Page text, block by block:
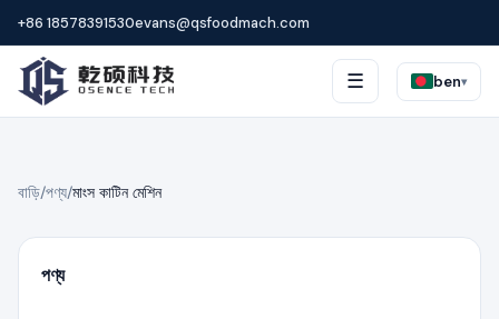
+86 18578391530evans@qsfoodmach.com
☰ ben▾
বাড়ি/পণ্য/মাংস কাটিন মেশিন
পণ্য